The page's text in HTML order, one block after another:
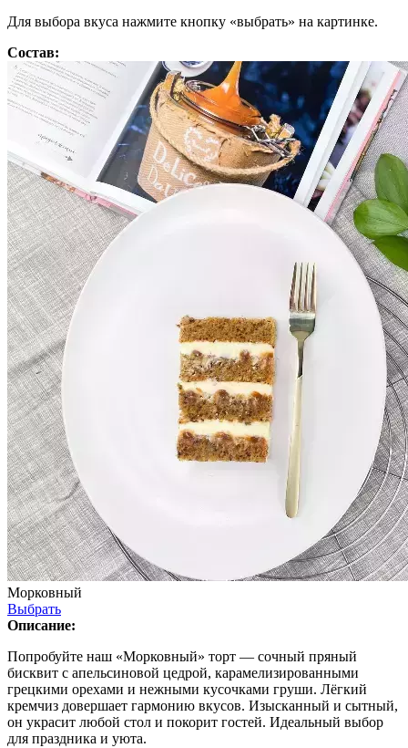
Для выбора вкуса нажмите кнопку «выбрать» на картинке.
Состав:
Морковный
Выбрать
Описание:
Попробуйте наш «Морковный» торт — сочный пряный
бисквит с апельсиновой цедрой, карамелизированными
грецкими орехами и нежными кусочками груши. Лёгкий
кремчиз довершает гармонию вкусов. Изысканный и сытный,
он украсит любой стол и покорит гостей. Идеальный выбор
для праздника и уюта.